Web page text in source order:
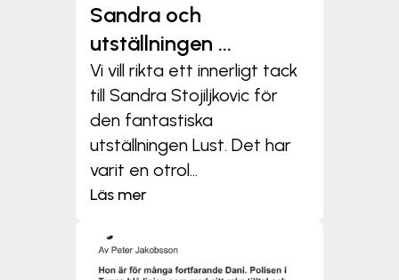
Sandra och
utställningen ...
Vi vill rikta ett innerligt tack
till Sandra Stojiljkovic för
den fantastiska
utställningen Lust. Det har
varit en otrol...
Läs mer